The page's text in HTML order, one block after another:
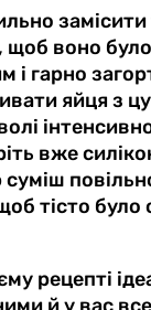
замісити
щоб воно
і гарно
яйця з
вже
тісто було
рецепті